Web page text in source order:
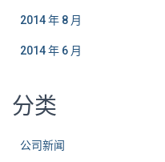
2014 年 8 月
2014 年 6 月
分类
公司新闻